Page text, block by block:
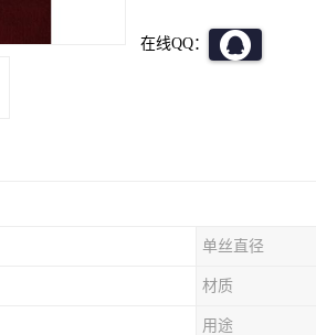
在线QQ：
单丝直径
材质
用途